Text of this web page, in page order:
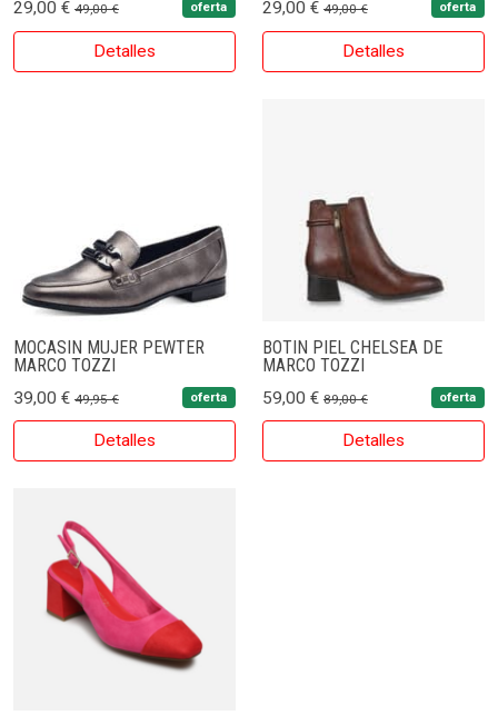
29,00 € 49,00 € oferta
Detalles
29,00 € 49,00 € oferta
Detalles
MOCASIN MUJER PEWTER
MARCO TOZZI
39,00 € 49,95 € oferta
Detalles
BOTIN PIEL CHELSEA DE
MARCO TOZZI
59,00 € 89,00 € oferta
Detalles